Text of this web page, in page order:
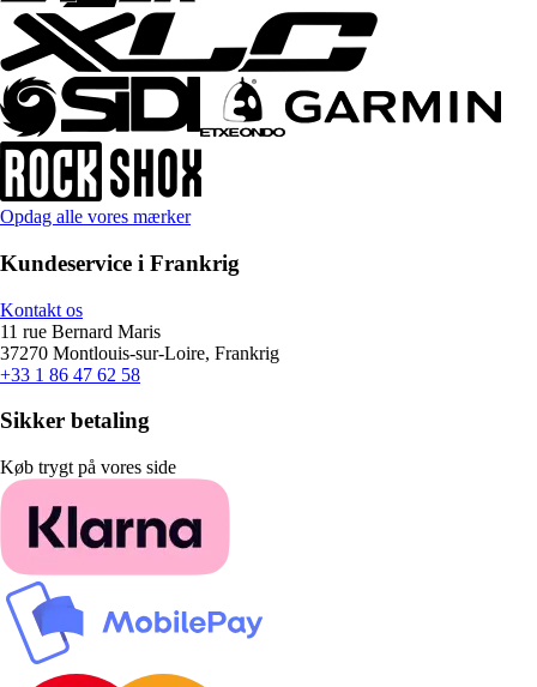
Opdag alle vores mærker
Kundeservice i Frankrig
Kontakt os
11 rue Bernard Maris
37270 Montlouis-sur-Loire, Frankrig
+33 1 86 47 62 58
Sikker betaling
Køb trygt på vores side